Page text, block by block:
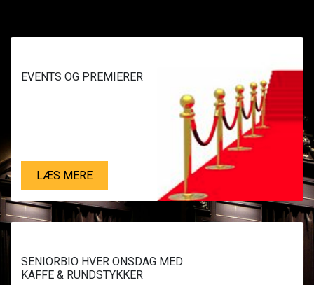
EVENTS OG PREMIERER
LÆS MERE
SENIORBIO HVER ONSDAG MED
KAFFE & RUNDSTYKKER